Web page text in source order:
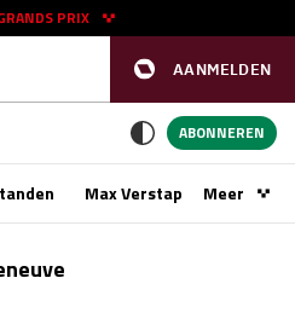
AANMELDEN
PRIX
11 - 13 sep
ABONNEREN
Max VerstappenMeer